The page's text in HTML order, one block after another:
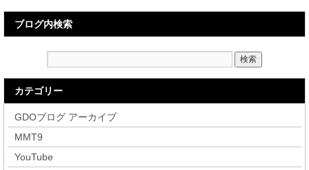
ブログ内検索
カテゴリー
GDOブログ アーカイブ
MMT9
YouTube